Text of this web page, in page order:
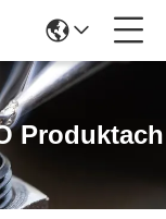
Produktach